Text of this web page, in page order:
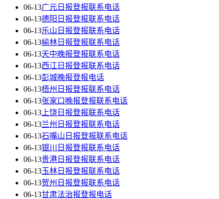
06-13广元日报登报联系电话
06-13德阳日报登报联系电话
06-13乐山日报登报联系电话
06-13榆林日报登报联系电话
06-13天中晚报登报联系电话
06-13西江日报登报联系电话
06-13彭城晚报登报电话
06-13梧州日报登报联系电话
06-13张家口晚报登报联系电话
06-13 上饶日报登报联系电话
06-13兰州日报登报联系电话
06-13石嘴山日报登报联系电话
06-13银川日报登报联系电话
06-13贵港日报登报联系电话
06-13玉林日报登报联系电话
06-13贺州日报登报联系电话
06-13甘肃法治报登报电话